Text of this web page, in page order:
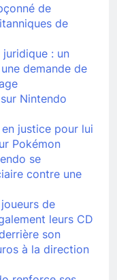
de
de
: un
demande de
Nintendo
justice pour lui
Pokémon
se
contre une
de
leurs CD
son
à la direction